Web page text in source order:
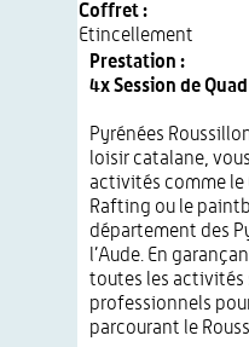
Coffret :
Etincellement
Prestation :
4x Session de
Pyrénées
loisir catalane,
activités comme le
Rafting ou le
département des
l’Aude. En
toutes les activités
professionnels
parcourant le